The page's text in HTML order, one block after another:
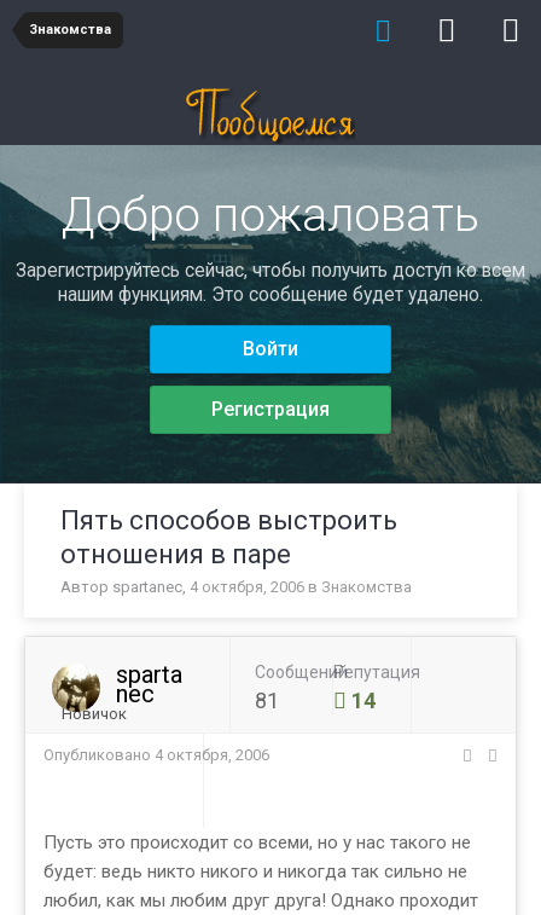
Знакомства
Добро пожаловать
Зарегистрируйтесь сейчас, чтобы получить доступ ко всем
нашим функциям. Это сообщение будет удалено.
Войти
Регистрация
Пять способов выстроить
отношения в паре
Автор spartanec, 4 октября, 2006 в Знакомства
sparta
nec
Новичок
Сообщений
81
Репутация
14
Опубликовано 4 октября, 2006
Пусть это происходит со всеми, но у нас такого не
будет: ведь никто никого и никогда так сильно не
любил, как мы любим друг друга! Однако проходит